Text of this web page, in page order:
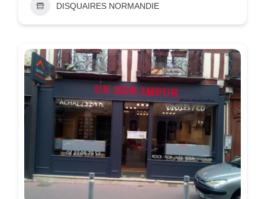
DISQUAIRES NORMANDIE